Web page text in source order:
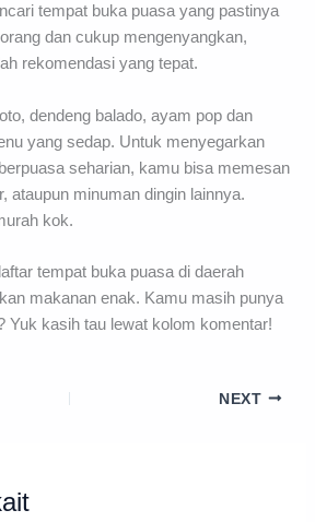
tempat buka puasa yang pastinya
dan cukup mengenyangkan,
rekomendasi yang tepat.
dendeng balado, ayam pop dan
yang sedap. Untuk menyegarkan
seharian, kamu bisa memesan
ataupun minuman dingin lainnya.
kok.
tempat buka puasa di daerah
makanan enak. Kamu masih punya
Yuk kasih tau lewat kolom komentar!
NEXT